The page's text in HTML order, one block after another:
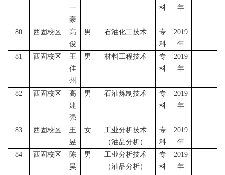
一
豪
科
年
80 西固校区
高
俊
男 石油化工技术
专
科
2019
年
81
西固校区
王
佳
州
男 材料工程技术
专
科
2019
年
82 西固校区
高
建
强
男 石油炼制技术
专
科
2019
年
83 西固校区
王
昱
女
工业分析技术
（油品分析）
专
科
2019
年
84
西固校区
陈
昊
男
工业分析技术
（油品分析）
专
科
2019
年